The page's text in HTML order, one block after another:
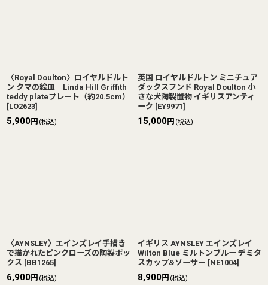
〈Royal Doulton〉ロイヤルドルト
ン クマの絵皿 Linda Hill Griffith
teddy plateプレート（約20.5cm）
[LO2623]
5,900円 (税込)
英国 ロイヤルドルトン ミニチュア
ダックスフンド Royal Doulton 小
さな犬陶製置物 イギリスアンティ
ーク [EY9971]
15,000円 (税込)
〈AYNSLEY〉エインズレイ手描き
で描かれたピンクローズの陶製ボッ
クス [BB1265]
6,900円 (税込)
イギリス AYNSLEY エインズレイ
Wilton Blue ミルトンブルー デミタ
スカップ&ソーサー [NE1004]
8,900円 (税込)